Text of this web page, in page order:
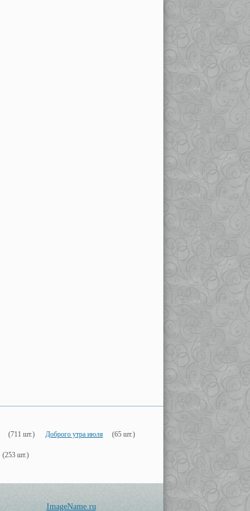
(711 шт.) Доброго утра июля (65 шт.)
(253 шт.)
ImageName.ru